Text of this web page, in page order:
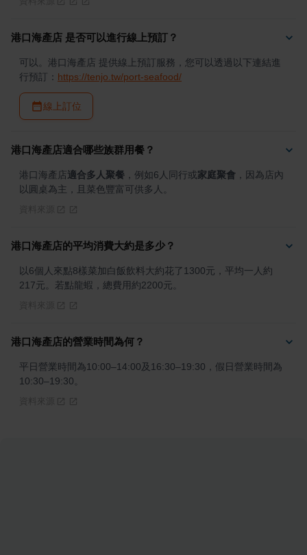
港口海產店 是否可以進行線上預訂？
可以。港口海產店 提供線上預訂服務，您可以透過以下連結進
行預訂： https://tenjo.tw/port-seafood/
線上訂位
港口海產店適合哪些族群用餐？
港口海產店適合多人聚餐 ，例如6人同行或家庭聚會 ，因為店內
以圓桌為主，且菜色豐富可供多人。
港口海產店的平均消費大約是多少？
以6個人來點8樣菜加白飯飲料大約花了1300元，平均一人約
217元。若點龍蝦，總費用約2200元。
港口海產店的營業時間為何？
平日營業時間為10:00–14:00及16:30–19:30，假日營業時間為
10:30–19:30。